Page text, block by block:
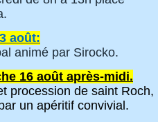
août:
animé par Sirocko.
16 août après-midi.
procession de saint Roch,
un apéritif convivial.